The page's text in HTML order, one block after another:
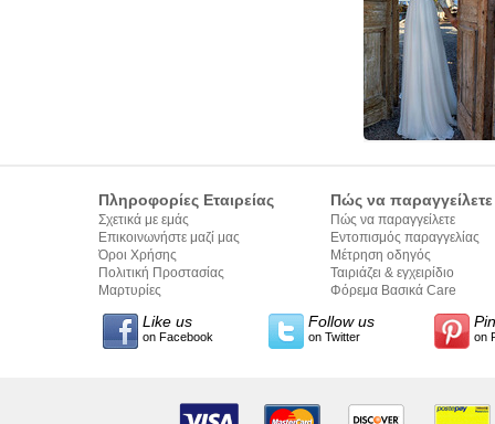
Πληροφορίες Εταιρείας
Σχετικά με εμάς
Επικοινωνήστε μαζί μας
Όροι Χρήσης
Πολιτική Προστασίας
Προσωπικών Δεδομένων
Μαρτυρίες
Πώς να παραγγείλετε
Πώς να παραγγείλετε
Εντοπισμός παραγγελίας
Μέτρηση οδηγός
Ταιριάζει & εγχειρίδιο
σύνταξης κειμένων
Φόρεμα Βασικά Care
Like us
on Facebook
Follow us
on Twitter on